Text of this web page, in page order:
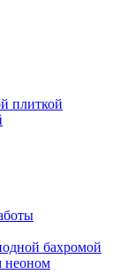
плиткой
бахромой
неоном